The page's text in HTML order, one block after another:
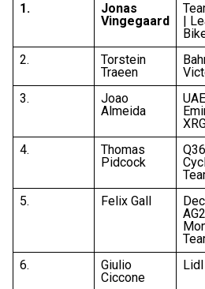
1.
Jonas
Vingegaard
|
2.
Torstein
Traeen
3.
Joao
Almeida
4.
Thomas
Pidcock
5. Felix Gall
6.
Giulio
Ciccone